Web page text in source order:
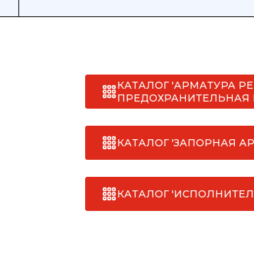
КАТАЛОГ 'АРМАТУРА
ПРЕДОХРАНИТЕЛЬНАЯ
КАТАЛОГ 'ЗАПОРНАЯ
КАТАЛОГ